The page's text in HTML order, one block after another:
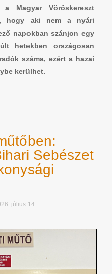
a Magyar Vöröskereszt
hogy aki nem a nyári
napokban szánjon egy
hetekben országosan
száma, ezért a hazai
kerülhet.
Sebészet
július 14.